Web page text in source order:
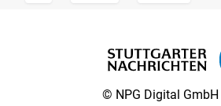
© NPG Digital